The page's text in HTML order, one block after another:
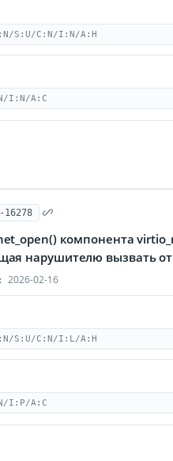
S:U/C:N/I:N/A:H
I:N/A:C
16278
компонента
нарушителю вызвать
2026-02-16
S:U/C:N/I:L/A:H
I:P/A:C